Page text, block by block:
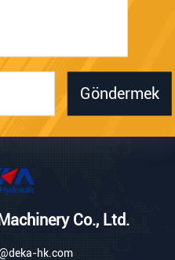
Göndermek
Co., Ltd.
hk.com